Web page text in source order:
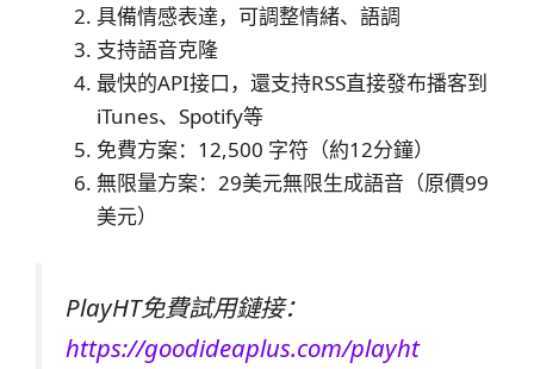
具備情感表達，可調整情緒、語調
支持語音克隆
最快的API接口，還支持RSS直接發布播客到
iTunes、Spotify等
免費方案：12,500 字符（約12分鐘）
無限量方案：29美元無限生成語音（原價99
美元）
PlayHT免費試用鏈接：
https://goodideaplus.com/playht